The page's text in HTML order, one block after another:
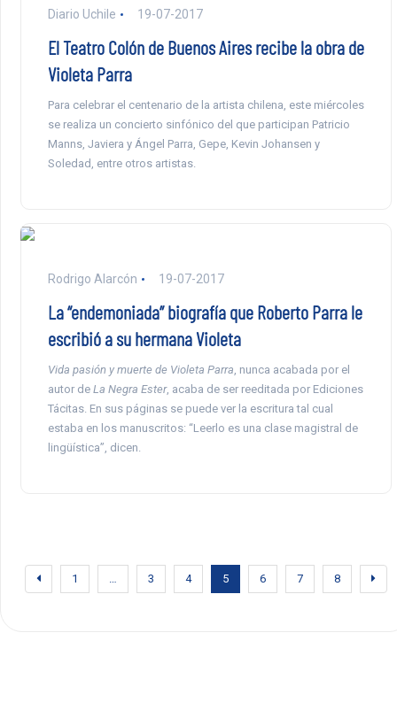
Diario Uchile 19-07-2017
El Teatro Colón de Buenos Aires recibe la obra de
Violeta Parra
Para celebrar el centenario de la artista chilena, este miércoles
se realiza un concierto sinfónico del que participan Patricio
Manns, Javiera y Ángel Parra, Gepe, Kevin Johansen y
Soledad, entre otros artistas.
Rodrigo Alarcón 19-07-2017
La “endemoniada” biografía que Roberto Parra le
escribió a su hermana Violeta
Vida pasión y muerte de Violeta Parra, nunca acabada por el
autor de La Negra Ester, acaba de ser reeditada por Ediciones
Tácitas. En sus páginas se puede ver la escritura tal cual
estaba en los manuscritos: “Leerlo es una clase magistral de
lingüística”, dicen.
1 … 3 4 5 6 7 8